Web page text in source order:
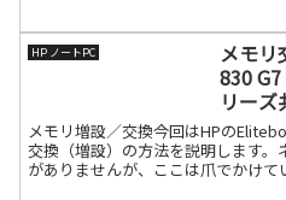
HP ノートPC
メモ
830
リーズ
メモリ増設／交換今回はHPの
交換（増設）の方法を説明します
がありませんが、ここは爪でかけ